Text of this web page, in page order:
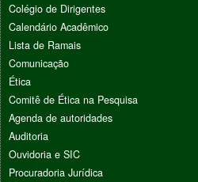
Colégio de Dirigentes
Calendário Acadêmico
Lista de Ramais
Comunicação
Ética
Comitê de Ética na Pesquisa
Agenda de autoridades
Auditoria
Ouvidoria e SIC
Procuradoria Jurídica